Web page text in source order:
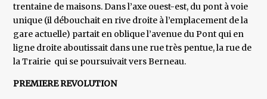
trentaine de maisons. Dans l’axe ouest-est, du pont à voie
unique (il débouchait en rive droite à l’emplacement de la
gare actuelle) partait en oblique l’avenue du Pont qui en
ligne droite aboutissait dans une rue très pentue, la rue de
la Trairie qui se poursuivait vers Berneau.
PREMIERE REVOLUTION